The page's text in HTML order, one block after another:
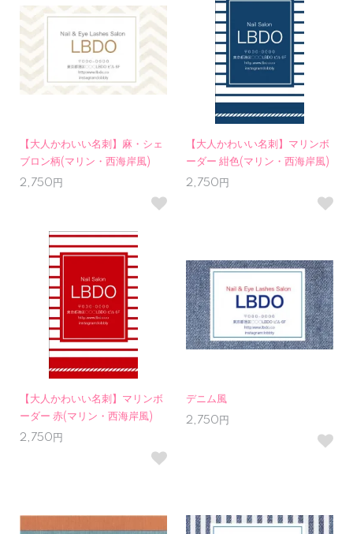
【大人かわいい名刺】麻・シェ
ブロン柄(マリン・西海岸風)
2,750円
【大人かわいい名刺】マリンボ
ーダー 紺色(マリン・西海岸風)
2,750円
【大人かわいい名刺】マリンボ
ーダー 赤(マリン・西海岸風)
2,750円
デニム風
2,750円